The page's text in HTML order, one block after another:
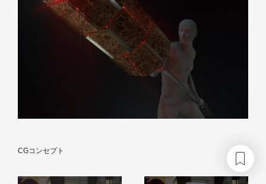
CGコンセプト